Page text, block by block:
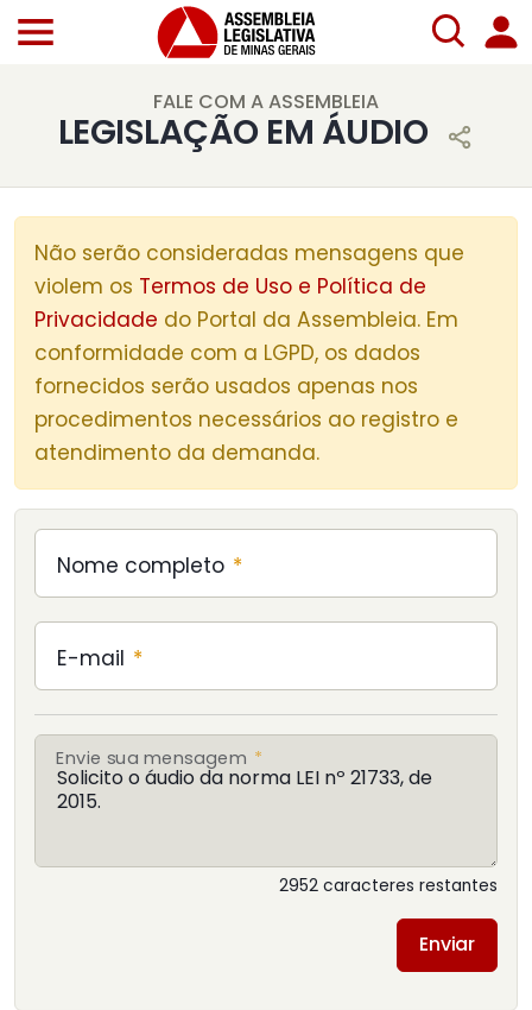
FALE COM A ASSEMBLEIA
LEGISLAÇÃO EM ÁUDIO
Não serão consideradas mensagens que
violem os Termos de Uso e Política de
Privacidade do Portal da Assembleia. Em
conformidade com a LGPD, os dados
fornecidos serão usados apenas nos
procedimentos necessários ao registro e
atendimento da demanda.
Nome completo *
E-mail *
Envie sua mensagem *
2952 caracteres restantes
Enviar